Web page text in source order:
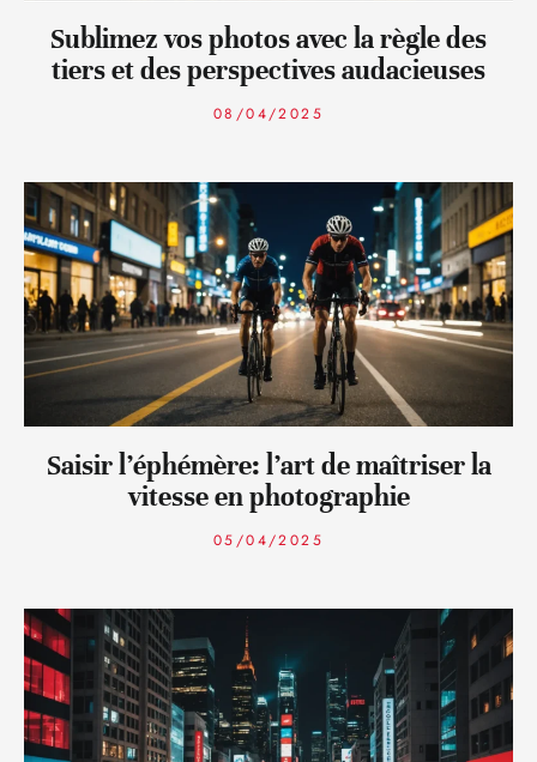
Sublimez vos photos avec la règle des
tiers et des perspectives audacieuses
08/04/2025
Saisir l’éphémère: l’art de maîtriser la
vitesse en photographie
05/04/2025